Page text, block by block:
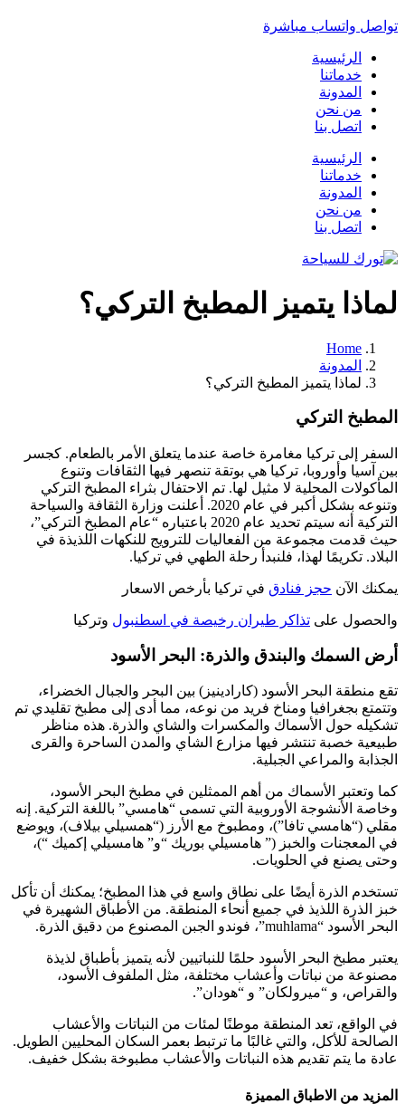
تواصل واتساب مباشرة
الرئيسية
خدماتنا
المدونة
من نحن
اتصل بنا
الرئيسية
خدماتنا
المدونة
من نحن
اتصل بنا
لماذا يتميز المطبخ التركي؟
Home
المدونة
لماذا يتميز المطبخ التركي؟
المطبخ التركي
السفر إلى تركيا مغامرة خاصة عندما يتعلق الأمر بالطعام. كجسر
بين آسيا وأوروبا، تركيا هي بوتقة تنصهر فيها الثقافات وتنوع
المأكولات المحلية لا مثيل لها. تم الاحتفال بثراء المطبخ التركي
وتنوعه بشكل أكبر في عام 2020. أعلنت وزارة الثقافة والسياحة
التركية أنه سيتم تحديد عام 2020 باعتباره “عام المطبخ التركي”،
حيث قدمت مجموعة من الفعاليات للترويج للنكهات اللذيذة في
البلاد. تكريمًا لهذا، فلنبدأ رحلة الطهي في تركيا.
يمكنك الآن حجز فنادق في تركيا بأرخص الاسعار
والحصول على تذاكر طيران رخيصة في اسطنبول وتركيا
أرض السمك والبندق والذرة: البحر الأسود
تقع منطقة البحر الأسود (كارادينيز) بين البحر والجبال الخضراء،
وتتمتع بجغرافيا ومناخ فريد من نوعه، مما أدى إلى مطبخ تقليدي تم
تشكيله حول الأسماك والمكسرات والشاي والذرة. هذه مناظر
طبيعية خصبة تنتشر فيها مزارع الشاي والمدن الساحرة والقرى
الجذابة والمراعي الجبلية.
كما وتعتبر الأسماك من أهم الممثلين في مطبخ البحر الأسود،
وخاصة الأنشوجة الأوروبية التي تسمى “هامسي” باللغة التركية. إنه
مقلي (“هامسي تافا”)، ومطبوخ مع الأرز (“همسيلي بيلاف)، ويوضع
في المعجنات والخبز (” هامسيلي بوريك “و” هامسيلي إكميك “)،
وحتى يصنع في الحلويات.
تستخدم الذرة أيضًا على نطاق واسع في هذا المطبخ؛ يمكنك أن تأكل
خبز الذرة اللذيذ في جميع أنحاء المنطقة. من الأطباق الشهيرة في
البحر الأسود “muhlama”، فوندو الجبن المصنوع من دقيق الذرة.
يعتبر مطبخ البحر الأسود حلمًا للنباتيين لأنه يتميز بأطباق لذيذة
مصنوعة من نباتات وأعشاب مختلفة، مثل الملفوف الأسود،
والقراص، و “ميرولكان” و “هودان”.
في الواقع، تعد المنطقة موطنًا لمئات من النباتات والأعشاب
الصالحة للأكل، والتي غالبًا ما ترتبط بعمر السكان المحليين الطويل.
عادة ما يتم تقديم هذه النباتات والأعشاب مطبوخة بشكل خفيف.
المزيد من الاطباق المميزة